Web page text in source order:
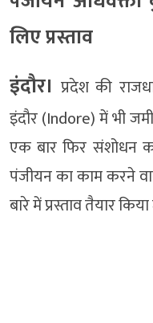
लिए प्रस्ताव
इंदौर। प्रदेश की
इंदौर (Indore) में भी
एक बार फिर संशोधन
पंजीयन का काम करने
बारे में प्रस्ताव तैयार